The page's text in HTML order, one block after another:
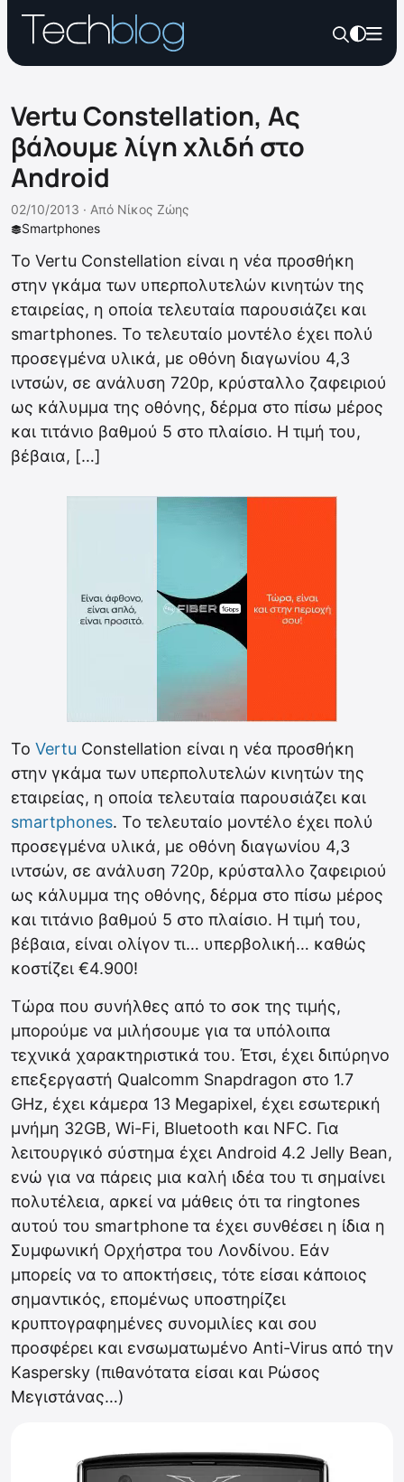
Vertu Constellation, Ας
βάλουμε λίγη χλιδή στο
Android
Smartphones
02/10/2013 · Από Νίκος Ζώης
Το Vertu Constellation είναι η νέα προσθήκη
στην γκάμα των υπερπολυτελών κινητών της
εταιρείας, η οποία τελευταία παρουσιάζει και
smartphones. Το τελευταίο μοντέλο έχει πολύ
προσεγμένα υλικά, με οθόνη διαγωνίου 4,3
ιντσών, σε ανάλυση 720p, κρύσταλλο ζαφειριού
ως κάλυμμα της οθόνης, δέρμα στο πίσω μέρος
και τιτάνιο βαθμού 5 στο πλαίσιο. Η τιμή του,
βέβαια, […]
Το Vertu Constellation είναι η νέα προσθήκη
στην γκάμα των υπερπολυτελών κινητών της
εταιρείας, η οποία τελευταία παρουσιάζει και
smartphones. Το τελευταίο μοντέλο έχει πολύ
προσεγμένα υλικά, με οθόνη διαγωνίου 4,3
ιντσών, σε ανάλυση 720p, κρύσταλλο ζαφειριού
ως κάλυμμα της οθόνης, δέρμα στο πίσω μέρος
και τιτάνιο βαθμού 5 στο πλαίσιο. Η τιμή του,
βέβαια, είναι ολίγον τι… υπερβολική… καθώς
κοστίζει €4.900!
Τώρα που συνήλθες από το σοκ της τιμής,
μπορούμε να μιλήσουμε για τα υπόλοιπα
τεχνικά χαρακτηριστικά του. Έτσι, έχει διπύρηνο
επεξεργαστή Qualcomm Snapdragon στο 1.7
GHz, έχει κάμερα 13 Megapixel, έχει εσωτερική
μνήμη 32GB, Wi-Fi, Bluetooth και NFC. Για
λειτουργικό σύστημα έχει Android 4.2 Jelly Bean,
ενώ για να πάρεις μια καλή ιδέα του τι σημαίνει
πολυτέλεια, αρκεί να μάθεις ότι τα ringtones
αυτού του smartphone τα έχει συνθέσει η ίδια η
Συμφωνική Ορχήστρα του Λονδίνου. Εάν
μπορείς να το αποκτήσεις, τότε είσαι κάποιος
σημαντικός, επομένως υποστηρίζει
κρυπτογραφημένες συνομιλίες και σου
προσφέρει και ενσωματωμένο Anti-Virus από την
Kaspersky (πιθανότατα είσαι και Ρώσος
Μεγιστάνας…)